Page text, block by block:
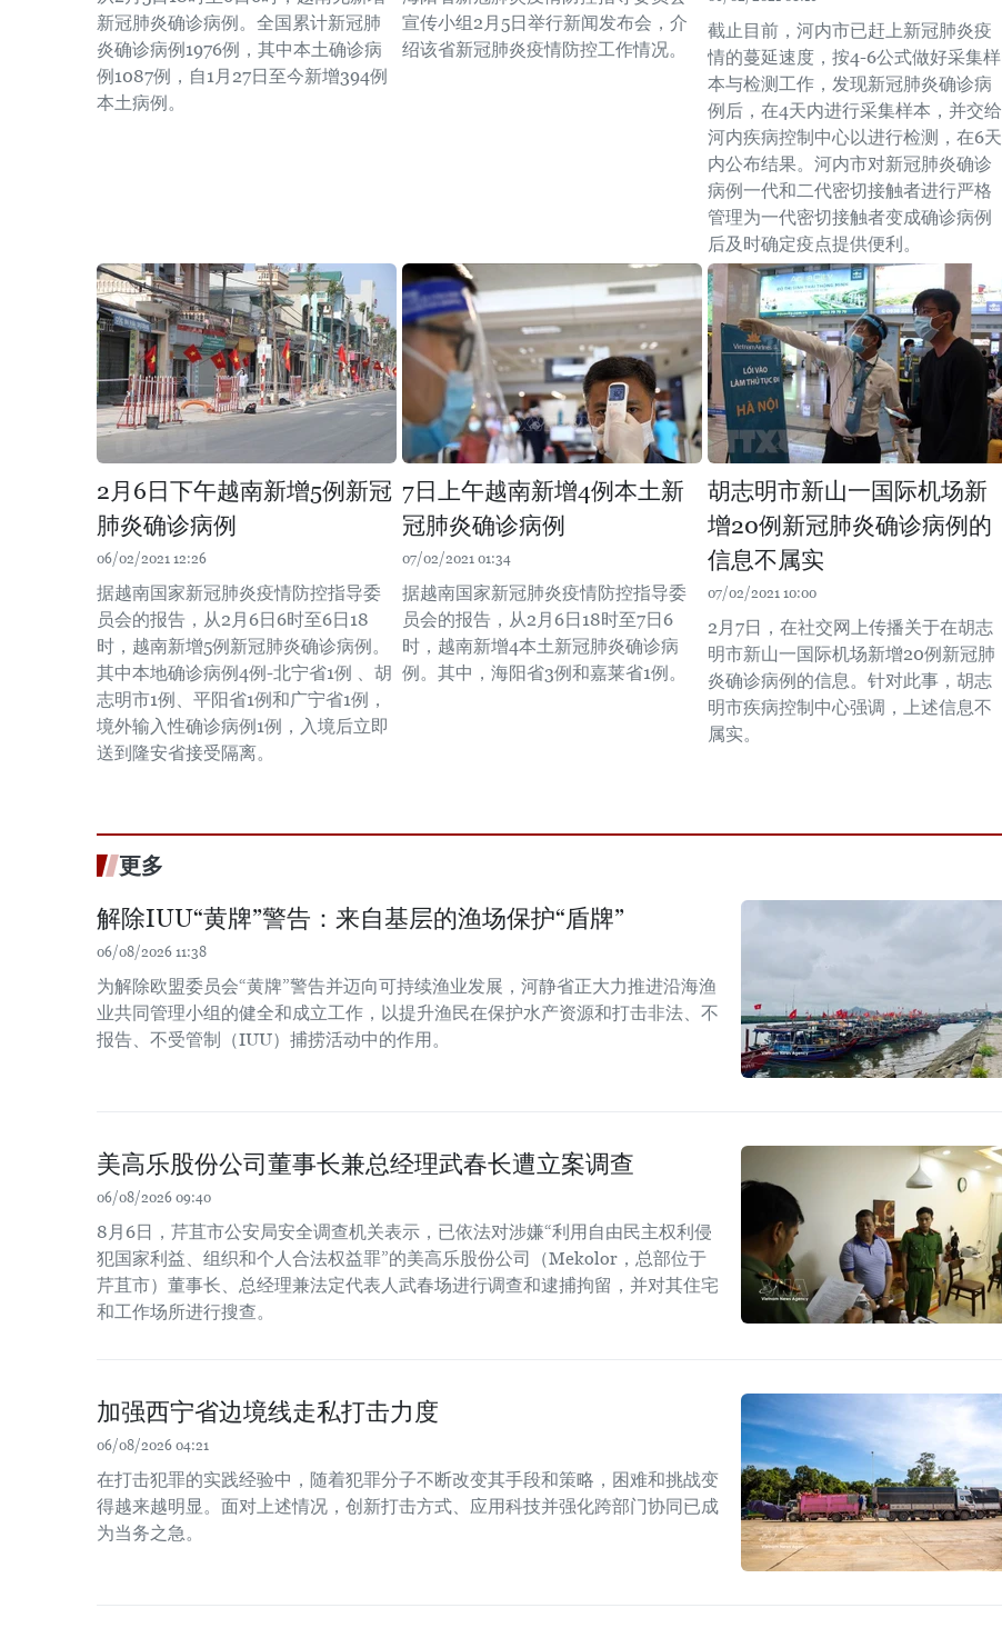
新冠肺炎确诊病例。全国累计新冠肺
炎确诊病例1976例，其中本土确诊病
例1087例，自1月27日至今新增394例
本土病例。
宣传小组2月5日举行新闻发布会，介
绍该省新冠肺炎疫情防控工作情况。
截止目前，河内市已赶上新冠肺炎疫
情的蔓延速度，按4-6公式做好采集样
本与检测工作，发现新冠肺炎确诊病
例后，在4天内进行采集样本，并交给
河内疾病控制中心以进行检测，在6天
内公布结果。河内市对新冠肺炎确诊
病例一代和二代密切接触者进行严格
管理为一代密切接触者变成确诊病例
后及时确定疫点提供便利。
2月6日下午越南新增5例新冠
肺炎确诊病例
06/02/2021 12:26
据越南国家新冠肺炎疫情防控指导委
员会的报告，从2月6日6时至6日18
时，越南新增5例新冠肺炎确诊病例。
其中本地确诊病例4例-北宁省1例 、胡
志明市1例、平阳省1例和广宁省1例，
境外输入性确诊病例1例，入境后立即
送到隆安省接受隔离。
7日上午越南新增4例本土新
冠肺炎确诊病例
07/02/2021 01:34
据越南国家新冠肺炎疫情防控指导委
员会的报告，从2月6日18时至7日6
时，越南新增4本土新冠肺炎确诊病
例。其中，海阳省3例和嘉莱省1例。
胡志明市新山一国际机场新
增20例新冠肺炎确诊病例的
信息不属实
07/02/2021 10:00
2月7日，在社交网上传播关于在胡志
明市新山一国际机场新增20例新冠肺
炎确诊病例的信息。针对此事，胡志
明市疾病控制中心强调，上述信息不
属实。
更多
解除IUU“黄牌”警告：来自基层的渔场保护“盾牌”
06/08/2026 11:38
为解除欧盟委员会“黄牌”警告并迈向可持续渔业发展，河静省正大力推进沿海渔
业共同管理小组的健全和成立工作，以提升渔民在保护水产资源和打击非法、不
报告、不受管制（IUU）捕捞活动中的作用。
美高乐股份公司董事长兼总经理武春长遭立案调查
06/08/2026 09:40
8月6日，芹苴市公安局安全调查机关表示，已依法对涉嫌“利用自由民主权利侵
犯国家利益、组织和个人合法权益罪”的美高乐股份公司（Mekolor，总部位于
芹苴市）董事长、总经理兼法定代表人武春场进行调查和逮捕拘留，并对其住宅
和工作场所进行搜查。
加强西宁省边境线走私打击力度
06/08/2026 04:21
在打击犯罪的实践经验中，随着犯罪分子不断改变其手段和策略，困难和挑战变
得越来越明显。面对上述情况，创新打击方式、应用科技并强化跨部门协同已成
为当务之急。